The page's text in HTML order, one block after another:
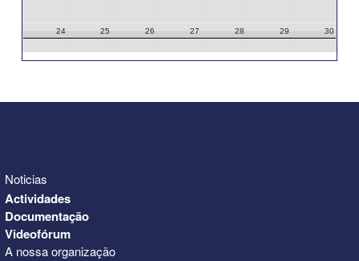
24 25 26 27 28 29 30
Noticias
Actividades
Documentação
Videofórum
A nossa organização